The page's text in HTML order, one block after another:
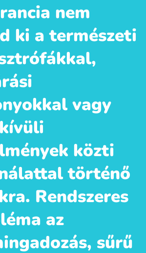
nem
ki a természeti
vagy
közti
történő
Rendszeres
az
sűrű